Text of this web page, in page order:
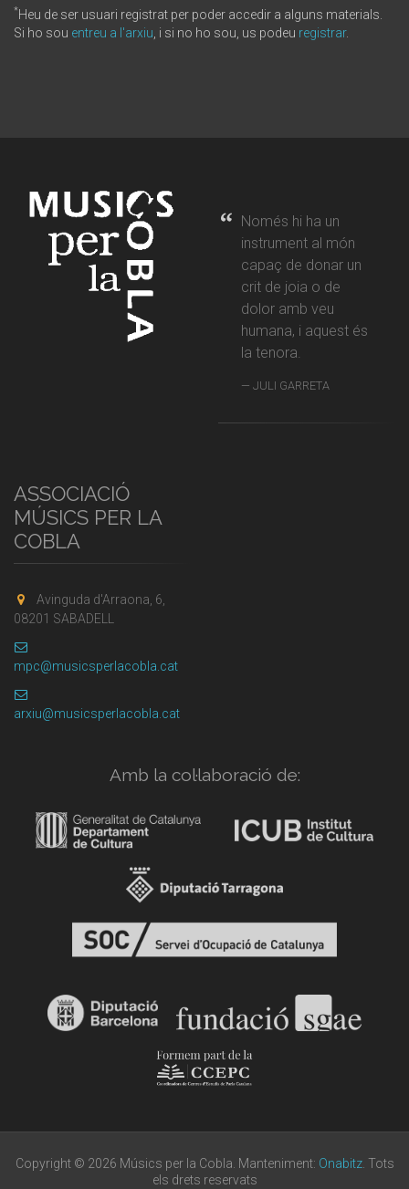
*Heu de ser usuari registrat per poder accedir a alguns materials.
Si ho sou entreu a l'arxiu , i si no ho sou, us podeu registrar.
Només hi ha un
instrument al món
capaç de donar un
crit de joia o de
dolor amb veu
humana, i aquest és
la tenora.
JULI GARRETA
ASSOCIACIÓ
MÚSICS PER LA
COBLA
Avinguda d'Arraona, 6,
08201 SABADELL
mpc@musicsperlacobla.cat
arxiu@musicsperlacobla.cat
Amb la col·laboració de:
Copyright © 2026 Músics per la Cobla. Manteniment: Onabitz. Tots
els drets reservats